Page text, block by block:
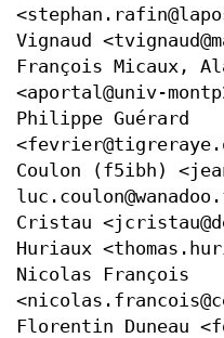
Vignaud
François Micaux,
<aportal@univ-
Philippe Guérard
Coulon (f5ibh)
Cristau
Huriaux
Nicolas François
Florentin Duneau